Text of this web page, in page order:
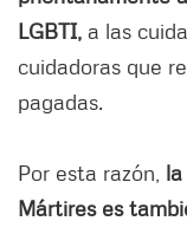
LGBTI, a las
cuidadoras que
pagadas.
Por esta razón,
Mártires es